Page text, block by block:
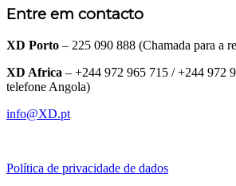
Entre em contacto
XD Porto – 225 090 888 (Chamada para a
XD Africa – +244 972 965 715 / +244 972
telefone Angola)
info@XD.pt
Política de privacidade de dados